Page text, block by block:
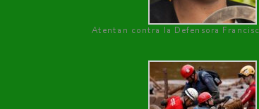
Atentan contra la Defensora